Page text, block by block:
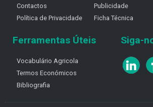
Contactos
Política de Privacidade
Publicidade
Ficha Técnica
Ferramentas Úteis
Vocabulário Agricola
Termos Económicos
Bibliografia
Siga-